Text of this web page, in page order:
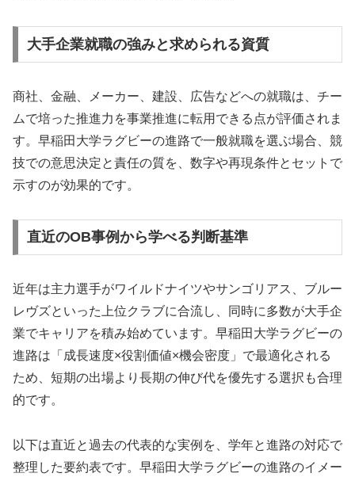
大手企業就職の強みと求められる資質
商社、金融、メーカー、建設、広告などへの就職は、チー
ムで培った推進力を事業推進に転用できる点が評価されま
す。早稲田大学ラグビーの進路で一般就職を選ぶ場合、競
技での意思決定と責任の質を、数字や再現条件とセットで
示すのが効果的です。
直近のOB事例から学べる判断基準
近年は主力選手がワイルドナイツやサンゴリアス、ブルー
レヴズといった上位クラブに合流し、同時に多数が大手企
業でキャリアを積み始めています。早稲田大学ラグビーの
進路は「成長速度×役割価値×機会密度」で最適化される
ため、短期の出場より長期の伸び代を優先する選択も合理
的です。
以下は直近と過去の代表的な実例を、学年と進路の対応で
整理した要約表です。早稲田大学ラグビーの進路のイメー